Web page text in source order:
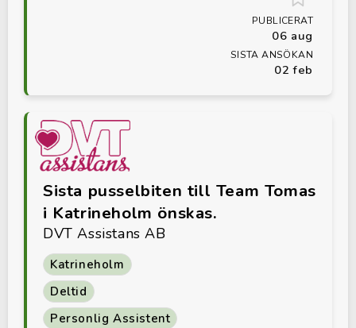
PUBLICERAT
06 aug
SISTA ANSÖKAN
02 feb
Sista pusselbiten till Team Tomas
i Katrineholm önskas.
DVT Assistans AB
Katrineholm
Deltid
Personlig Assistent